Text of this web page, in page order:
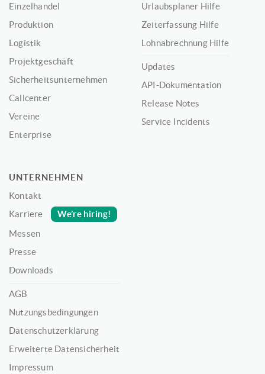
Einzelhandel
Produktion
Logistik
Projektgeschäft
Sicherheitsunternehmen
Callcenter
Vereine
Enterprise
Urlaubsplaner Hilfe
Zeiterfassung Hilfe
Lohnabrechnung Hilfe
Updates
API-Dokumentation
Release Notes
Service Incidents
UNTERNEHMEN
Kontakt
Karriere
We’re hiring!
Messen
Presse
Downloads
AGB
Nutzungsbedingungen
Datenschutzerklärung
Erweiterte Datensicherheit
Impressum